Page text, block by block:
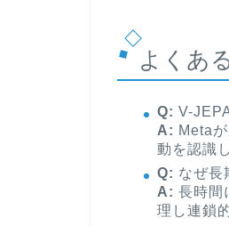
よくあ
Q: V-
A: Meta
動を認識
Q: なぜ長
A: 長時間
理し連鎖